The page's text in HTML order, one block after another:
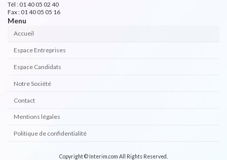
Tél : 01 40 05 02 40
Fax : 01 40 05 05 16
Menu
Accueil
Espace Entreprises
Espace Candidats
Notre Société
Contact
Mentions légales
Politique de confidentialité
Copyright © Interim.com All Rights Reserved.